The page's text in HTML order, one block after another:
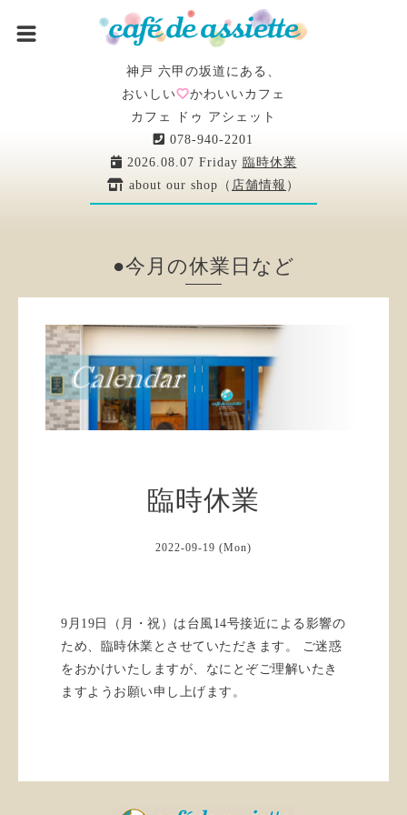
神戸 六甲の坂道にある、
おいしい
かわいいカフェ
カフェ ドゥ アシェット
078-940-2201
2026.08.07 Friday 臨時休業
about our shop（ 店舗情報 ）
●今月の休業日など
臨時休業
2022-09-19 (Mon)
9月19日（月・祝）は台風14号接近による影響の
ため、臨時休業とさせていただきます。 ご迷惑
をおかけいたしますが、なにとぞご理解いたき
ますようお願い申し上げます。